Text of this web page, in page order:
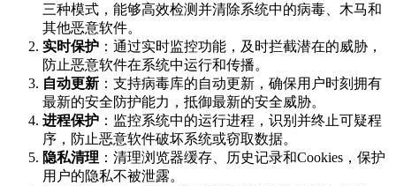
三种模式，能够高效检测并清除系统中的病毒、木马和
其他恶意软件。
实时保护 ：通过实时监控功能，及时拦截潜在的威胁，
防止恶意软件在系统中运行和传播。
自动更新 ：支持病毒库的自动更新，确保用户时刻拥有
最新的安全防护能力，抵御最新的安全威胁。
进程保护 ：监控系统中的运行进程，识别并终止可疑程
序，防止恶意软件破坏系统或窃取数据。
隐私清理 ：清理浏览器缓存、历史记录和Cookies，保护
用户的隐私不被泄露。